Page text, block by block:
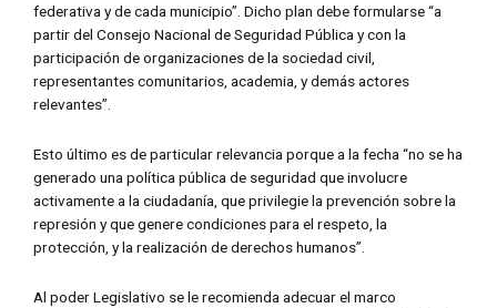
federativa y de cada municipio”. Dicho plan debe formularse “a
partir del Consejo Nacional de Seguridad Pública y con la
participación de organizaciones de la sociedad civil,
representantes comunitarios, academia, y demás actores
relevantes”.
Esto último es de particular relevancia porque a la fecha “no se ha
generado una política pública de seguridad que involucre
activamente a la ciudadanía, que privilegie la prevención sobre la
represión y que genere condiciones para el respeto, la
protección, y la realización de derechos humanos”.
Al poder Legislativo se le recomienda adecuar el marco